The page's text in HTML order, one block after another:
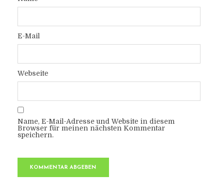
E-Mail
Webseite
Name, E-Mail-Adresse und Website in diesem
Browser für meinen nächsten Kommentar
speichern.